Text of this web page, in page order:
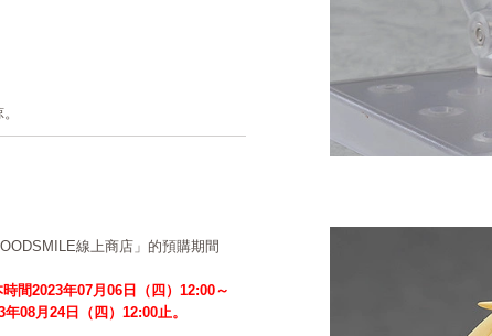
線上商店」的預購期間
時間2023年07月06日（四）12:00～
年08月24日（四）12:00止。